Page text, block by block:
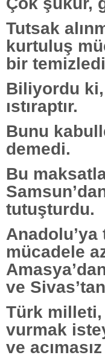
Tutsak
kurtuluş
bir
Biliyordu
ıstıraptır.
Bunu
demedi.
Bu
Samsun’dan
tutuşturdu.
Anadolu’ya
mücadele
ve
Türk
vurmak
ve